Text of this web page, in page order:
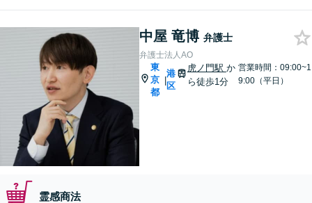
中屋 竜博 弁護士
弁護士法人AO
東
京
都
|
港
区
虎ノ門駅 か
ら徒歩1分
営業時間：09:00~1
9:00（平日）
霊感商法